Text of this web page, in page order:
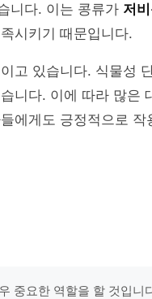
니다. 이는 콩류가 저
시키기 때문입니다.
고 있습니다. 식물성
니다. 이에 따라 많은
에게도 긍정적으로 작
중요한 역할을 할 것입니